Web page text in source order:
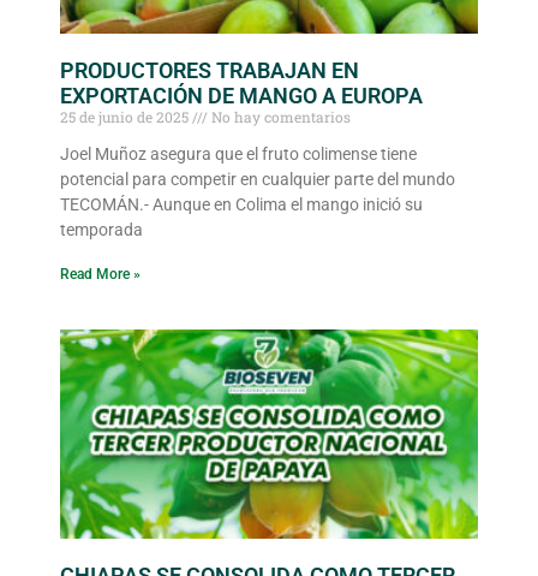
PRODUCTORES TRABAJAN EN
EXPORTACIÓN DE MANGO A EUROPA
25 de junio de 2025
No hay comentarios
Joel Muñoz asegura que el fruto colimense tiene
potencial para competir en cualquier parte del mundo
TECOMÁN.- Aunque en Colima el mango inició su
temporada
Read More »